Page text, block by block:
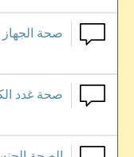
صحة
صحة غدد